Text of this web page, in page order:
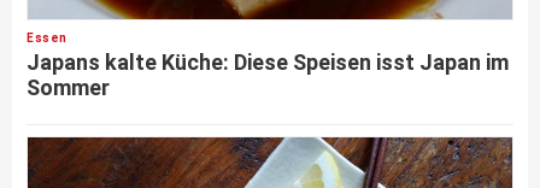
Essen
Japans kalte Küche: Diese Speisen isst Japan im
Sommer